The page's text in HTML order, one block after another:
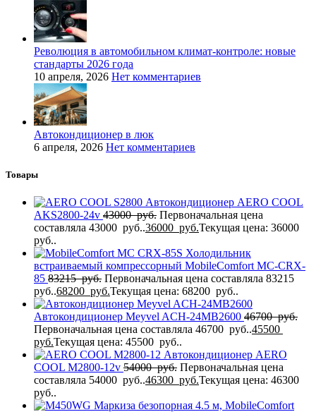
Революция в автомобильном климат-контроле: новые
стандарты 2026 года
10 апреля, 2026 Нет комментариев
Автокондиционер в люк
6 апреля, 2026 Нет комментариев
Товары
Автокондиционер AERO COOL
AKS2800-24v 43000руб. Первоначальная цена
составляла 43000 руб..36000 руб.Текущая цена: 36000
руб..
Холодильник
встраиваемый компрессорный MobileComfort MC-CRX-
85 83215руб. Первоначальная цена составляла 83215
руб..68200 руб.Текущая цена: 68200 руб..
Автокондиционер Meyvel ACH-24MB2600 46700руб.
Первоначальная цена составляла 46700 руб..45500
руб.Текущая цена: 45500 руб..
Автокондиционер AERO
COOL M2800-12v 54000руб. Первоначальная цена
составляла 54000 руб..46300 руб.Текущая цена: 46300
руб..
Маркиза безопорная 4.5 м, MobileComfort